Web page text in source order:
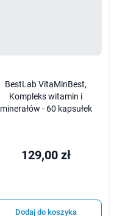
BestLab VitaMinBest,
Kompleks witamin i
minerałów - 60 kapsułek
129,00 zł
Dodaj do koszyka